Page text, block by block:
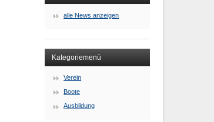
alle News anzeigen
Kategoriemenü
Verein
Boote
Ausbildung